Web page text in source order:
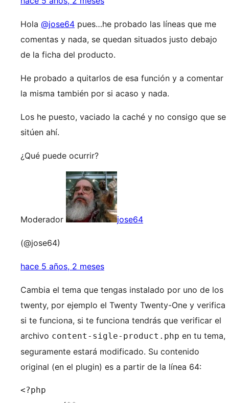
Hola @jose64 pues…he probado las líneas que me
comentas y nada, se quedan situados justo debajo
de la ficha del producto.
He probado a quitarlos de esa función y a comentar
la misma también por si acaso y nada.
Los he puesto, vaciado la caché y no consigo que se
sitúen ahí.
¿Qué puede ocurrir?
Moderador jose64
(@jose64)
hace 5 años, 2 meses
Cambia el tema que tengas instalado por uno de los
twenty, por ejemplo el Twenty Twenty-One y verifica
si te funciona, si te funciona tendrás que verificar el
archivo content-sigle-product.php en tu tema,
seguramente estará modificado. Su contenido
original (en el plugin) es a partir de la línea 64:
<?php